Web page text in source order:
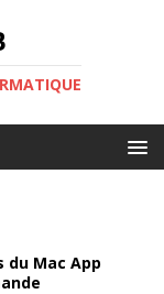
Mac App